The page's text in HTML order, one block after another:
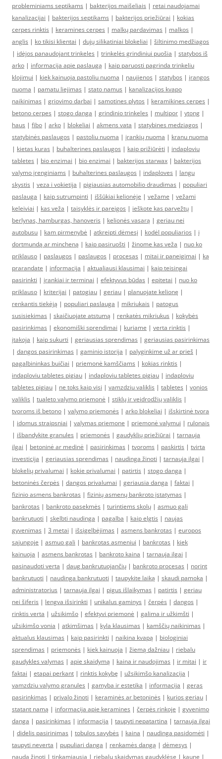
probleminiams septikams | bakterijos maišeliais | retai naudojamai
kanalizacijai | bakterijos septikams | bakterijos priežiūrai | kokias
cerpes rinktis | keramines cerpes | malkų pardavimas | malkos |
anglis | ko tikisi klientai | dujų silikatiniai blokeliai | šiltinimo medžiagos
| idėjos panaudojant trinkeles | trinkelės grindiniui puošia | statybos iš
arko | informacija apie paslaugą | kaip paruosti pagrinda trinkeliu
klojimui | kiek kainuoja pastoliu nuoma | naujienos | statybos | įrangos
nuoma | pamatu liejimas | stato namus | kanalizacijos kvapo
naikinimas | griovimo darbai | samotines plytos | keramikines cerpes |
betono cerpes | stogo danga | grindinio trinkeles | multipor | ytong |
haus | fibo | arko | blokeliai | akmens vata | statybines medziagos |
statybinės paslaugos | pastoliu nuoma | įrankių nuoma | kranu nuoma
| kietas kuras | buhalterines paslaugos | kaip prižiūrėti | indaploviu
tabletes | bio enzimai | bio enzimai | bakterijos starwax | bakterijos
valymo įrenginiams | buhalterines paslaugos | indaploves | langu
skystis | veza i vokietija | pigiausias automobilio draudimas | populiari
paslauga | kaip sutrumpinti | iššūkiai kelionėje | vežame | vežami
keleiviai | kas veža | taisyklės ir pareigos | ieškote kas parvežtų |
berlynas, hamburgas, hanoveris | kelionės vasarą | geriau nei
autobusu | kam pirmenybė | atkreipti dėmesį | kodėl populiarios | į
dortmundą ar mincheną | kaip pasiruošti | žinome kas veža | nuo ko
priklauso | paslaugos | paslaugos | procesas | mitai ir paneigimai | ką
prarandate | informacija | aktualiausi klausimai | kaip teisingai
pasirinkti | įrankiai ir terminai | efektyvus būdas | epitetai | nuo ko
priklauso | kriterijai | patogiau | geriau | planuojate kelionę |
renkantis tiekėją | populiari paslauga | mikriukais | patogus
susisiekimas | skaičiuojate atstumą | renkatės mikriukus | kokybės
pasirinkimas | ekonomiški sprendimai | kuriame | verta rinktis |
įtakoja | kaip sukurti | geriausias sprendimas | geriausias pasirinkimas
| dangos pasirinkimas | gaminio istorija | palyginkime už ar prieš |
pagalbininkas buičiai | priemonė kamščiams | kokias rinktis |
indaploviu tabletes pigiau | indaploviu tabletes pigiau | indaploviu
tabletes pigiau | ne toks kaip visi | vamzdziu valiklis | tabletes | vonios
valiklis | tualeto valymo priemonė | stiklų ir veidrodžių valiklis |
tvoroms iš betono | valymo priemonės | arko blokeliai | išskirtinė tvora
| idomus straipsniai | valymas priemone | priemonė valymui | rulonais
| išbandykite granules | priemonės | gaudyklių priežiūrai | tarnauja
ilgai | betoninė ar medinė | pasirinkimas | tvoroms | paskirtis | tvirta
investicija | geriausias sprendimas | naudinga žinoti | tarnauja ilgai |
blokelių privalumai | kokie privalumai | patirtis | stogo danga |
betoninės čerpės | dangos privalumai | geriausia danga | faktai |
fizinio asmens bankrotas | fizinių asmenų bankroto įstatymas |
bankrotas | bankroto pasekmės | turintiems skolų | asmuo gali
bankrutuoti | skelbti naudinga | pagalba | kaip elgtis | naujas
gyvenimas | 3 metai | išsigelbėjimas | asmens bankrotas | europos
sąjungoje | asmuo gali | bankrotas asmeniui | bankrotas | kiek
kainuoja | asmens bankrotas | bankroto kaina | tarnauja ilgai |
pasinaudoti verta | daug bankrutuojančių | bankroto procesas | norint
bankrutuoti | naudinga bankrutuoti | taupykite laiką | skaudi pamoka |
administratorius | tarnauja ilgai | pigus išlaikymas | patirtis | geriau
nei šiferis | lengva išsirinkti | unikalus gaminys | čerpės | dangos |
rinktis verta | užsikimšo | efektyvi priemonė | galima ir užkimšti |
užsikimšo vonia | atkimšimas | kyla klausimas | kamščių naikinimas |
aktualus klausimas | kaip pasirinkti | naikina kvapą | biologiniai
sprendimas | priemonės | kiek kainuoja | žiemą dažniau | riebalu
gaudykles valymas | apie skaidymą | kaina ir naudojimas | ir mitai | ir
faktai | etapai perkant | rinktis kokybę | užsikimšo kanalizacija |
vamzdziu valymo granules | gamyba ir estetika | informacija | geras
pasirinkimas | privalo žinoti | keraminės ar betoninės | kurios geriau |
statant namą | informacija apie keramines | čerpės rinkoje | gyvenimo
danga | pasirinkimas | informacija | taupyti nepatartina | tarnauja ilgai
| didelis pasirinimas | tobulos savybės | kaina | naudinga pasidomėti |
taupyti neverta | pupuliari danga | renkamės dangą | dėmesys |
nauda žinoti | tinkamiausia | riebalų skaidymas gaudyklėse | kaune |